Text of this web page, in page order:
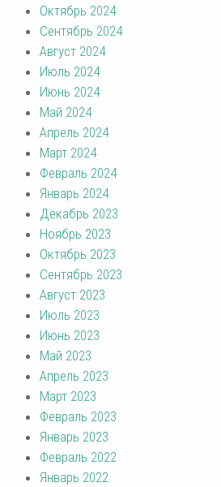
Октябрь 2024
Сентябрь 2024
Август 2024
Июль 2024
Июнь 2024
Май 2024
Апрель 2024
Март 2024
Февраль 2024
Январь 2024
Декабрь 2023
Ноябрь 2023
Октябрь 2023
Сентябрь 2023
Август 2023
Июль 2023
Июнь 2023
Май 2023
Апрель 2023
Март 2023
Февраль 2023
Январь 2023
Февраль 2022
Январь 2022